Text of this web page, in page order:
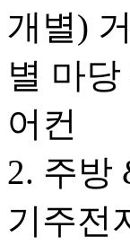
개별)
별 마
어컨
2. 주방
기주전